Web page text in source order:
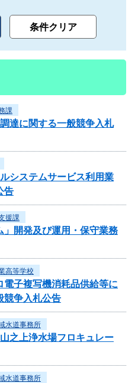
課
達に関する一般競争入札
システムサービス利用業
告
援課
」開発及び運用・保守業務
高等学校
子複写機消耗品供給等に
競争入札公告
水道事務所
之上浄水場フロキュレー
水道事務所